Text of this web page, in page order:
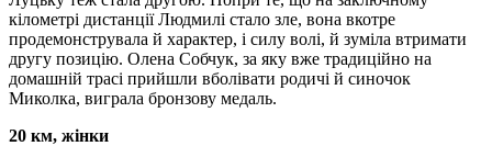
кілометрі дистанції Людмилі стало зле, вона вкотре
продемонструвала й характер, і силу волі, й зуміла втримати
другу позицію. Олена Собчук, за яку вже традиційно на
домашній трасі прийшли вболівати родичі й синочок
Миколка, виграла бронзову медаль.
20 км, жінки